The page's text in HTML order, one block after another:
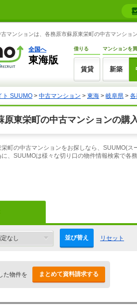
マンションは、各務原市蘇原東栄町の中古マンショ
全国へ
東海版
借りる
賃貸
マンションを
新築
ト SUUMO > 中古マンション > 東海 > 岐阜県 >
原東栄町の中古マンションの購
町の中古マンションをお探しなら、SUUMO(
、SUUMOは様々な切り口の物件情報検索で各
並び替え リセット
た物件を まとめて資料請求する